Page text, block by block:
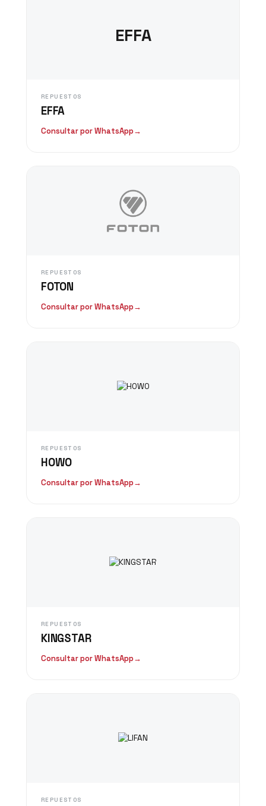
EFFA
REPUESTOS
EFFA
Consultar por WhatsApp→
REPUESTOS
FOTON
Consultar por WhatsApp→
REPUESTOS
HOWO
Consultar por WhatsApp→
REPUESTOS
KINGSTAR
Consultar por WhatsApp→
REPUESTOS